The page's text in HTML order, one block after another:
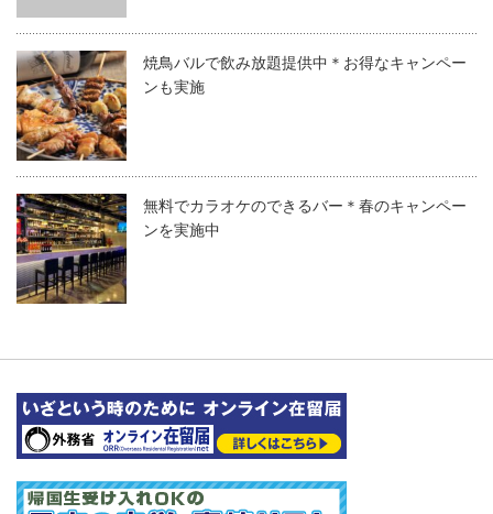
焼鳥バルで飲み放題提供中＊お得なキャンペー
ンも実施
無料でカラオケのできるバー＊春のキャンペー
ンを実施中